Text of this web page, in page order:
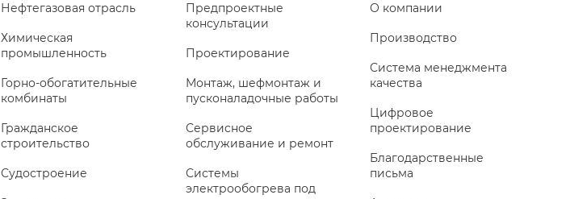
Нефтегазовая отрасль
Химическая
промышленность
Горно-обогатительные
комбинаты
Гражданское
строительство
Судостроение
Предпроектные
консультации
Проектирование
Монтаж, шефмонтаж и
пусконаладочные работы
Сервисное
обслуживание и ремонт
Системы
электрообогрева под
О компании
Производство
Система менеджмента
качества
Цифровое
проектирование
Благодарственные
письма